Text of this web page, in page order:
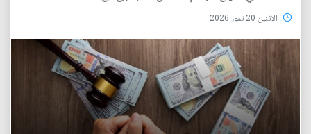
الأثنين 20 تموز 2026